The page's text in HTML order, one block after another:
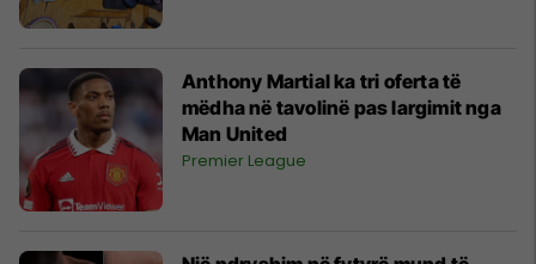
Anthony Martial ka tri oferta të
mëdha në tavolinë pas largimit nga
Man United
Premier League